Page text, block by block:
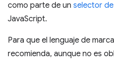
como parte de un selector
JavaScript.
Para que el lenguaje de
recomienda, aunque no es